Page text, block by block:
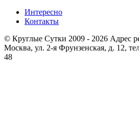
Интересно
Контакты
© Круглые Сутки 2009 - 2026 Адрес
Москва, ул. 2-я Фрунзенская, д. 12,
48